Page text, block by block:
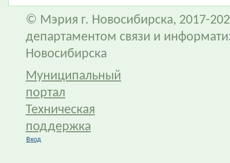
© Мэрия г. Новосибирска, 2017-
департаментом связи и
Новосибирска
Муниципальный
портал
Техническая
поддержка
Вход